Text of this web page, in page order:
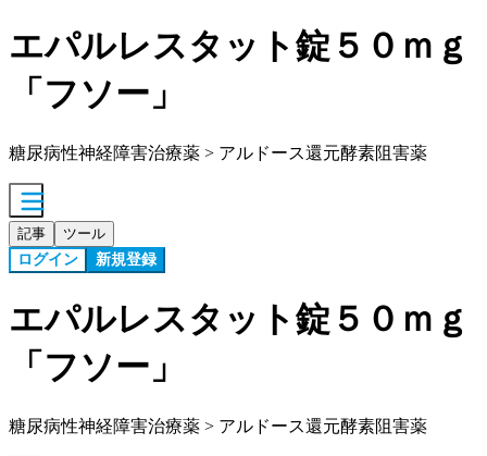
エパルレスタット錠５０ｍｇ
「フソー」
糖尿病性神経障害治療薬 > アルドース還元酵素阻害薬
記事 ツール
ログイン 新規登録
エパルレスタット錠５０ｍｇ
「フソー」
糖尿病性神経障害治療薬 > アルドース還元酵素阻害薬